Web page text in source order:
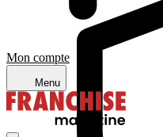
Mon compte
Menu